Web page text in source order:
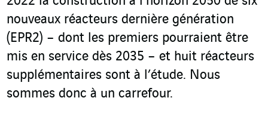
nouveaux réacteurs dernière génération
(EPR2) – dont les premiers pourraient être
mis en service dès 2035 – et huit réacteurs
supplémentaires sont à l’étude. Nous
sommes donc à un carrefour.